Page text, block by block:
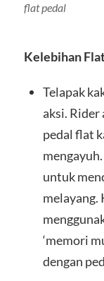
flat pedal
Kelebihan
Telapak
aksi. Rider
pedal flat
untuk
melayang.
‘memori
dengan